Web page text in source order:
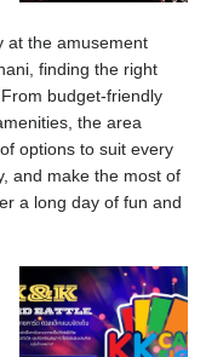
at the amusement
finding the right
budget-friendly
the area
options to suit every
and make the most of
a long day of fun and